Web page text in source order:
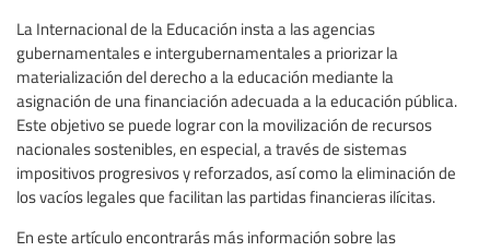
La Internacional de la Educación insta a las agencias
gubernamentales e intergubernamentales a priorizar la
materialización del derecho a la educación mediante la
asignación de una financiación adecuada a la educación pública.
Este objetivo se puede lograr con la movilización de recursos
nacionales sostenibles, en especial, a través de sistemas
impositivos progresivos y reforzados, así como la eliminación de
los vacíos legales que facilitan las partidas financieras ilícitas.
En este artículo encontrarás más información sobre las